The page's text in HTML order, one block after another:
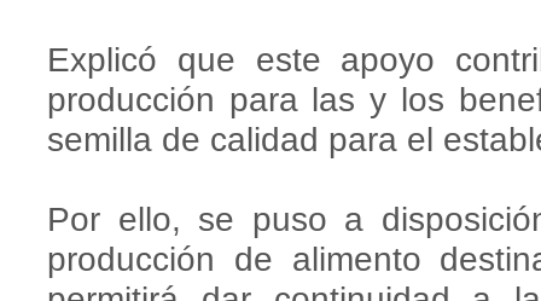
Explicó que este apoyo
producción para las y los
semilla de calidad para el
Por ello, se puso a
producción de alimento